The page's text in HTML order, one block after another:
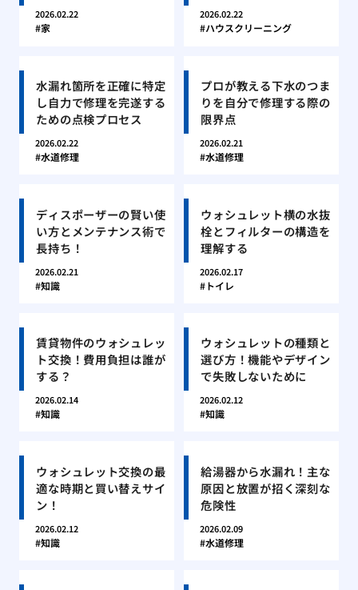
2026.02.22
家
2026.02.22
ハウスクリーニング
水漏れ箇所を正確に特定
し自力で修理を完遂する
ための点検プロセス
2026.02.22
水道修理
プロが教える下水のつま
りを自分で修理する際の
限界点
2026.02.21
水道修理
ディスポーザーの賢い使
い方とメンテナンス術で
長持ち！
2026.02.21
知識
ウォシュレット横の水抜
栓とフィルターの構造を
理解する
2026.02.17
トイレ
賃貸物件のウォシュレッ
ト交換！費用負担は誰が
する？
2026.02.14
知識
ウォシュレットの種類と
選び方！機能やデザイン
で失敗しないために
2026.02.12
知識
ウォシュレット交換の最
適な時期と買い替えサイ
ン！
2026.02.12
知識
給湯器から水漏れ！主な
原因と放置が招く深刻な
危険性
2026.02.09
水道修理